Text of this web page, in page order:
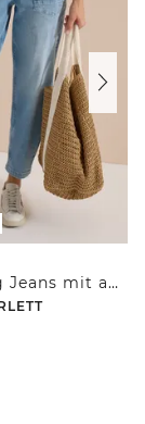
Barrel Leg Jeans mit aufgesetzten Taschen